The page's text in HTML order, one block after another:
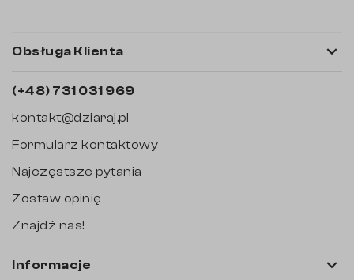
Obsługa Klienta 
(+48) 731 031 969
kontakt@dziaraj.pl
Formularz kontaktowy
Najczęstsze pytania
Zostaw opinię
Znajdź nas!
Informacje 